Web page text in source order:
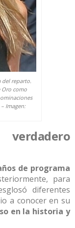
reparto.
Oro como
Imagen:
de programa
para
diferentes
a conocer en su
en la historia y